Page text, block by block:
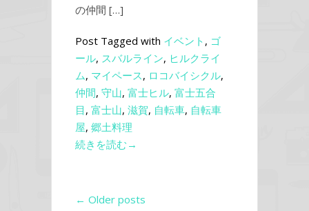
の仲間 […]
Post Tagged with イベント , ゴ
ール, スバルライン, ヒルクライ
ム, マイペース, ロコバイシクル,
仲間, 守山, 富士ヒル, 富士五合
目 , 富士山, 滋賀, 自転車, 自転車
屋, 郷土料理
続きを読む→
← Older posts